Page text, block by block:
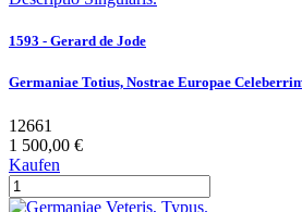
1593 - Gerard de Jode
Germaniae Totius, Nostrae Europae
12661
1 500,00 €
Kaufen